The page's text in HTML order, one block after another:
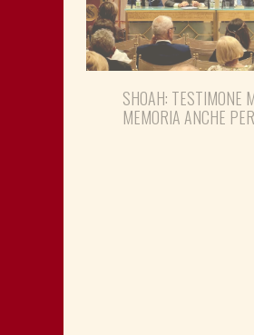
SHOAH: TESTIMONE
MEMORIA ANCHE